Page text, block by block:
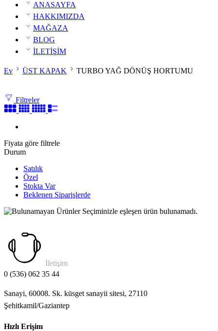
ANASAYFA
HAKKIMIZDA
MAĞAZA
BLOG
İLETİŞİM
Ev ÜST KAPAK TURBO YAĞ DÖNÜŞ HORTUMU
Filtreler
Fiyata göre filtrele
Durum
Satılık
Özel
Stokta Var
Beklenen Siparişlerde
Seçiminizle eşleşen ürün bulunamadı.
İletişim
0 (536) 062 35 44
Sanayi, 60008. Sk. küsget sanayii sitesi, 27110
Şehitkamil/Gaziantep
Hızlı Erişim